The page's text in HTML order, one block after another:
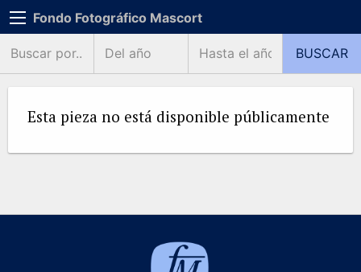
Fondo Fotográfico Mascort
Esta pieza no está disponible públicamente